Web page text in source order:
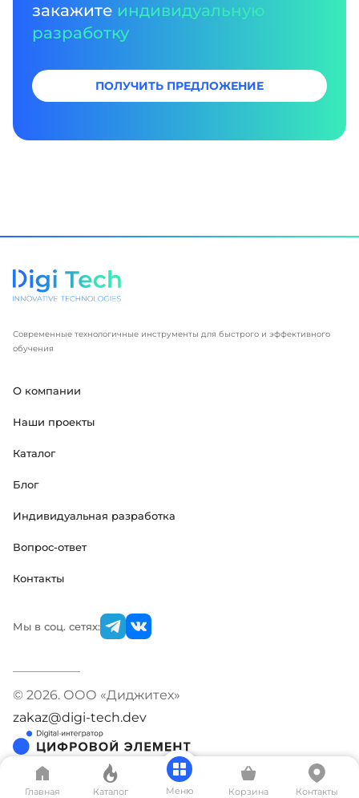
закажите индивидуальную
разработку
ПОЛУЧИТЬ ПРЕДЛОЖЕНИЕ
Современные технологичные инструменты для быстрого и эффективного
обучения
О компании
Наши проекты
Каталог
Блог
Индивидуальная разработка
Вопрос-ответ
Контакты
Мы в соц. сетях:
© 2026. ООО «Диджитех»
zakaz@digi-tech.dev
Главная Каталог Меню Корзина Контакты